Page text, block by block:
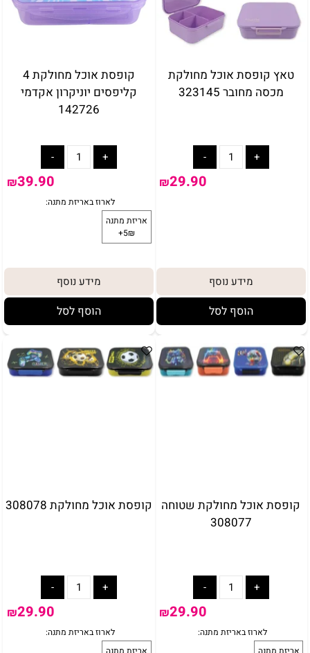
טאץ קופסת אוכל מחולקת
מכסה מחובר 323145
₪29.90
מידע נוסף
הוסף לסל
קופסת אוכל מחולקת 4
קליפסים יוניקרון אקדמי
142726
₪39.90
מידע נוסף
הוסף לסל
קופסת אוכל מחולקת שטוחה
308077
₪29.90
קופסת אוכל מחולקת 308078
₪29.90